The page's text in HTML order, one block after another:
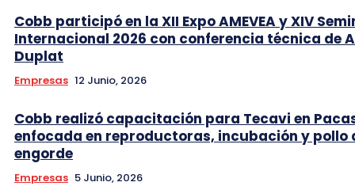
Cobb participó en la XII Expo AMEVEA y XIV
Internacional 2026 con conferencia técnica de
Duplat
Empresas 12 Junio, 2026
Cobb realizó capacitación para Tecavi en
enfocada en reproductoras, incubación y pollo
engorde
Empresas 5 Junio, 2026